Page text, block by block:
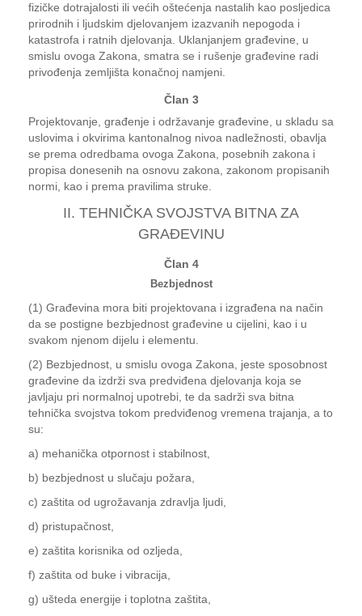
fizičke dotrajalosti ili većih oštećenja nastalih kao posljedica
prirodnih i ljudskim djelovanjem izazvanih nepogoda i
katastrofa i ratnih djelovanja. Uklanjanjem građevine, u
smislu ovoga Zakona, smatra se i rušenje građevine radi
privođenja zemljišta konačnoj namjeni.
Član 3
Projektovanje, građenje i održavanje građevine, u skladu sa
uslovima i okvirima kantonalnog nivoa nadležnosti, obavlja
se prema odredbama ovoga Zakona, posebnih zakona i
propisa donesenih na osnovu zakona, zakonom propisanih
normi, kao i prema pravilima struke.
II. TEHNIČKA SVOJSTVA BITNA ZA
GRAĐEVINU
Član 4
Bezbjednost
(1) Građevina mora biti projektovana i izgrađena na način
da se postigne bezbjednost građevine u cijelini, kao i u
svakom njenom dijelu i elementu.
(2) Bezbjednost, u smislu ovoga Zakona, jeste sposobnost
građevine da izdrži sva predviđena djelovanja koja se
javljaju pri normalnoj upotrebi, te da sadrži sva bitna
tehnička svojstva tokom predviđenog vremena trajanja, a to
su:
a) mehanička otpornost i stabilnost,
b) bezbjednost u slučaju požara,
c) zaštita od ugrožavanja zdravlja ljudi,
d) pristupačnost,
e) zaštita korisnika od ozljeda,
f) zaštita od buke i vibracija,
g) ušteda energije i toplotna zaštita,